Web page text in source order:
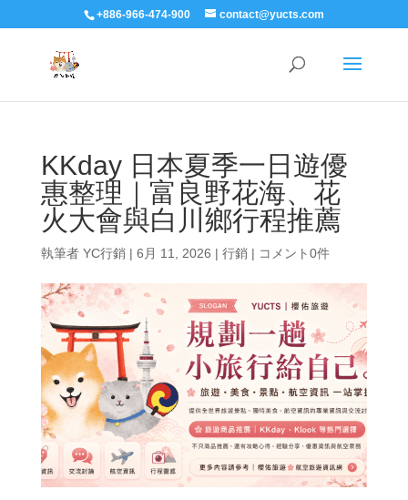
+886-966-474-900 contact@yucts.com
KKday 日本夏季一日遊優
惠整理｜富良野花海、花
火大會與白川鄉行程推薦
執筆者 YC行銷| 6月 11, 2026 | 行銷| コメント0件